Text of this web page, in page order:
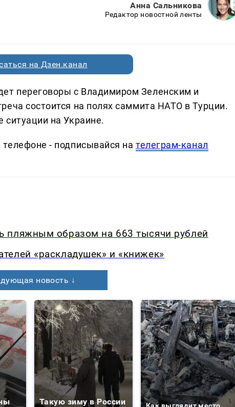
Анна Сальникова
Редактор новостной ленты
на Дзен.канал
переговоры с Владимиром Зеленским и
состоится на полях саммита НАТО в Турции.
ситуации на Украине.
- подписывайся нателеграм-канал
пляжным образом на 663 тысячи рублей
«раскладушек» и «книжек»
новость ↓
Такую зиму в России